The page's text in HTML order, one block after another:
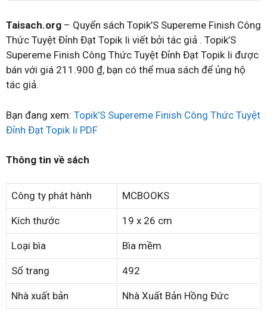
Taisach.org – Quyển sách Topik’S Supereme Finish Công
Thức Tuyệt Đỉnh Đạt Topik Ii viết bởi tác giả . Topik’S
Supereme Finish Công Thức Tuyệt Đỉnh Đạt Topik Ii được
bán với giá 211.900 ₫, bạn có thể mua sách để ủng hộ
tác giả.
Bạn đang xem: Topik’S Supereme Finish Công Thức Tuyệt
Đỉnh Đạt Topik Ii PDF
Thông tin về sách
Công ty phát hành MCBOOKS
Kích thước 19 x 26 cm
Loại bìa Bìa mềm
Số trang 492
Nhà xuất bản Nhà Xuất Bản Hồng Đức